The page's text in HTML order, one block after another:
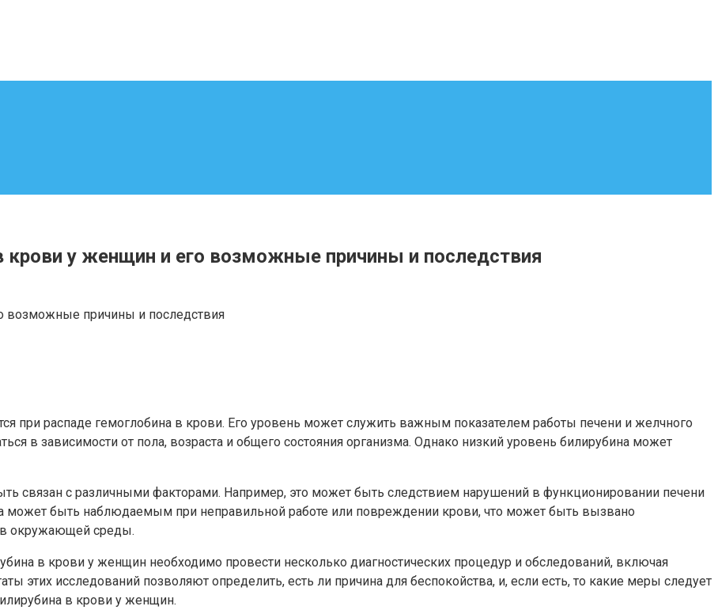
крови у женщин и его возможные причины и последствия
при распаде гемоглобина в крови. Его уровень может служить важным показателем работы печени и желчного
в зависимости от пола, возраста и общего состояния организма. Однако низкий уровень билирубина может
связан с различными факторами. Например, это может быть следствием нарушений в функционировании печени
может быть наблюдаемым при неправильной работе или повреждении крови, что может быть вызвано
окружающей среды.
в крови у женщин необходимо провести несколько диагностических процедур и обследований, включая
этих исследований позволяют определить, есть ли причина для беспокойства, и, если есть, то какие меры следует
в крови у женщин.